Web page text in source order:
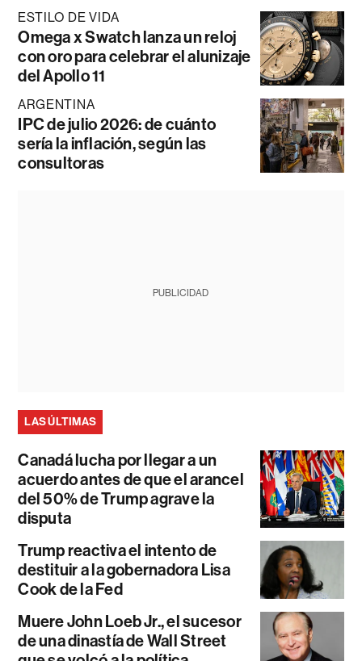
ESTILO DE VIDA
Omega x Swatch lanza un reloj
con oro para celebrar el alunizaje
del Apollo 11
ARGENTINA
IPC de julio 2026: de cuánto
sería la inflación, según las
consultoras
PUBLICIDAD
LAS ÚLTIMAS
Canadá lucha por llegar a un
acuerdo antes de que el arancel
del 50% de Trump agrave la
disputa
Trump reactiva el intento de
destituir a la gobernadora Lisa
Cook de la Fed
Muere John Loeb Jr., el sucesor
de una dinastía de Wall Street